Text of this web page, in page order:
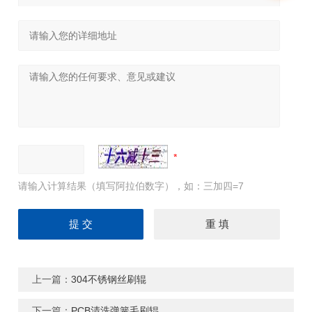
请输入计算结果（填写阿拉伯数字），如：三加四=7
上一篇：304不锈钢丝刷辊